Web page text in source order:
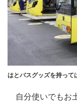
はとバスグッズを持って
自分使いでもお